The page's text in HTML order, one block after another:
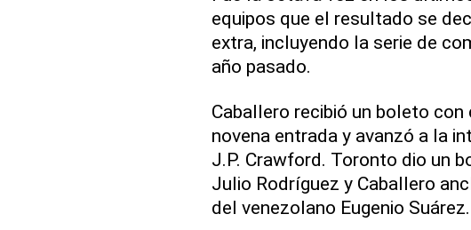
equipos que el resultado se
extra, incluyendo la serie de
año pasado.
Caballero recibió un boleto
novena entrada y avanzó a la
J.P. Crawford. Toronto dio un
Julio Rodríguez y Caballero
del venezolano Eugenio Suárez.